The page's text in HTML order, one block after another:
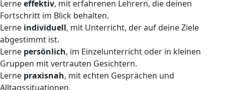
Lerneeffektiv, mit erfahrenen Lehrern, die deinen
Fortschritt im Blick behalten.
Lerne individuell, mit Unterricht, der auf deine Ziele
abgestimmt ist.
Lerne persönlich, im Einzelunterricht oder in kleinen
Gruppen mit vertrauten Gesichtern.
Lerne praxisnah, mit echten Gesprächen und
Alltagssituationen.